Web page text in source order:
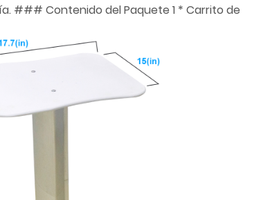
### Contenido del Paquete 1 * Carrito de